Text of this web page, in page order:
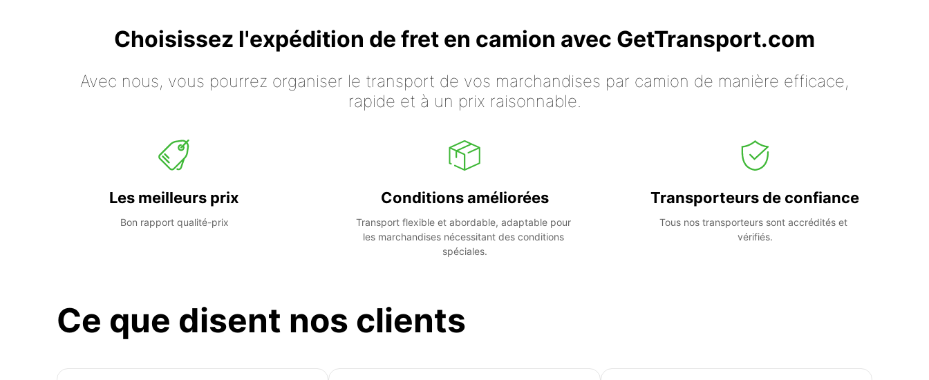
Choisissez l'expédition de fret en camion avec GetTransport.com
Avec nous, vous pourrez organiser le transport de vos marchandises par camion de manière efficace,
rapide et à un prix raisonnable.
Les meilleurs prix
Bon rapport qualité-prix
Conditions améliorées
Transport flexible et abordable, adaptable pour
les marchandises nécessitant des conditions
spéciales.
Transporteurs de confiance
Tous nos transporteurs sont accrédités et
vérifiés.
Ce que disent nos clients